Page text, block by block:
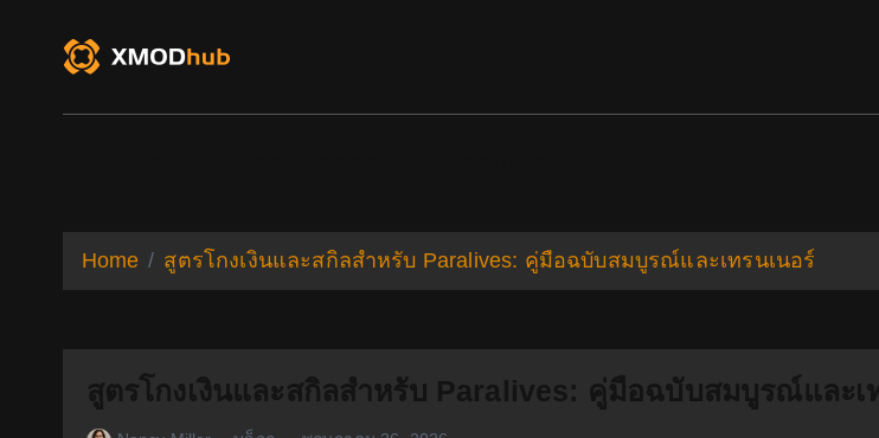
Home สูตรโกงเงินและสกิลสำหรับ Paralives: คู่มือฉบับสมบูรณ์และเทรนเนอร์
สูตรโกงเงินและสกิลสำหรับ Paralives: คู่มือฉบับสมบูรณ์และเ